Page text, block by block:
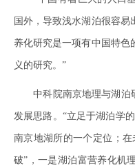
国外，导致浅水湖泊很容
养化研究是一项有中国特色
义的研究。”
中科院南京地理与湖泊研
发展思路。“立足于湖泊学
南京地湖所的一个定位；
破”，一是湖泊富营养化机